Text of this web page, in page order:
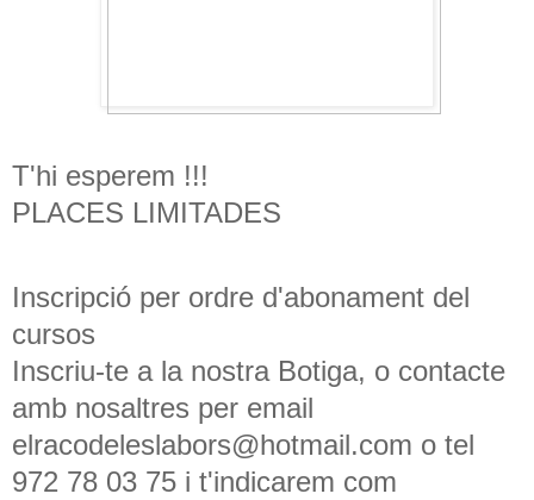
T'hi esperem !!!
PLACES LIMITADES
Inscripció per ordre d'abonament del
cursos
Inscriu-te a la nostra Botiga, o contacte
amb nosaltres per email
elracodeleslabors@hotmail.com o tel
972 78 03 75 i t'indicarem com